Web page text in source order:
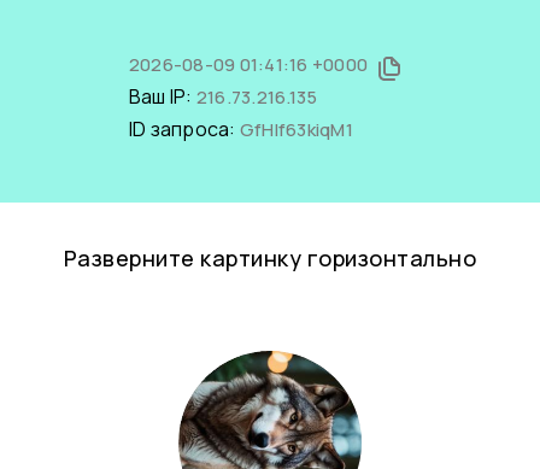
2026-08-09 01:41:16 +0000
Ваш IP: 216.73.216.135
ID запроса: GfHlf63kiqM1
Разверните картинку горизонтально